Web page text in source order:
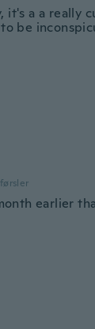
a a really
be
earlier